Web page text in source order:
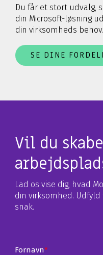
Du får et stort udvalg,
din Microsoft-løsning
din virksomheds behov.
SE DINE
Vil du
Lad os vise dig, hvad
din virksomhed.
snak.
Fornavn*